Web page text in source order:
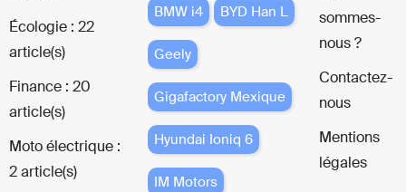
Écologie : 22
article(s)
Finance : 20
article(s)
Moto électrique :
2 article(s)
BMW i4 BYD Han L
Geely
Gigafactory Mexique
Hyundai Ioniq 6
IM Motors
sommes-
nous ?
Contactez-
nous
Mentions
légales